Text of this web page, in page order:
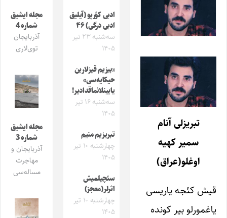
تبریزلى آنام
سمیر کهیه
اوغلو(عراق)
قیش کئجه یاریسى
یاغمورلو بیر کونده
ادبی کؤرپو (آیلیق
ادبی درگی) ۴۶
سه‌شنبه ۲۳ تیر
۱۴۰۵
«بیزیم قیزلارین
حیکایه‌سی»
یایینلانماقدادیر!
سه‌شنبه ۱۶ تیر
۱۴۰۵
تبریزیم منیم
چهارشنبه ۱۰ تیر
۱۴۰۵
سئچیلمیش
اثرلر(معجز)
چهارشنبه ۱۰ تیر
۱۴۰۵
مجله ایشیق
شماره 4
آذربایجان
توی‌لاری
مجله ایشیق
شماره 3
آذربایجان و
مهاجرت
مساله‌سی